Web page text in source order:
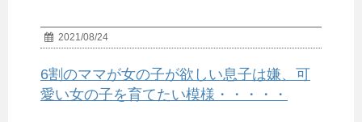
2021/08/24
6割のママが女の子が欲しい息子は嫌、可
愛い女の子を育てたい模様・・・・・